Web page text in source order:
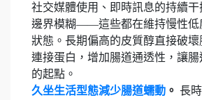
社交媒體使用、即時訊息的持續
邊界模糊——這些都在維持慢性低
狀態。長期偏高的皮質醇直接破
連接蛋白，增加腸道通透性，讓
的起點。
久坐生活型態減少腸道蠕動 。 長